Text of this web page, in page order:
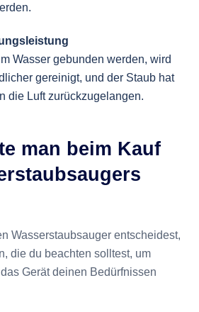
Wasser gebunden werden, wird
gereinigt, und der Staub hat
die Luft zurückzugelangen.
man beim Kauf
Wasserstaubsauger entscheidest,
die du beachten solltest, um
Gerät deinen Bedürfnissen